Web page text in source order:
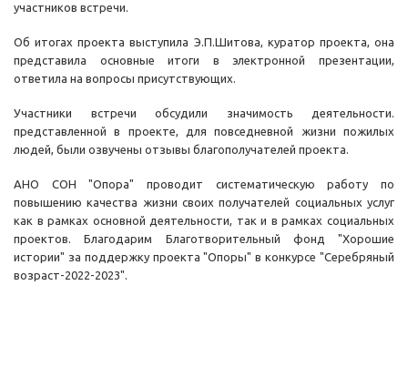
участников встречи.
Об итогах проекта выступила Э.П.Шитова, куратор проекта, она
представила основные итоги в электронной презентации,
ответила на вопросы присутствующих.
Участники встречи обсудили значимость деятельности.
представленной в проекте, для повседневной жизни пожилых
людей, были озвучены отзывы благополучателей проекта.
АНО СОН "Опора" проводит систематическую работу по
повышению качества жизни своих получателей социальных услуг
как в рамках основной деятельности, так и в рамках социальных
проектов. Благодарим Благотворительный фонд "Хорошие
истории" за поддержку проекта "Опоры" в конкурсе "Серебряный
возраст-2022-2023".